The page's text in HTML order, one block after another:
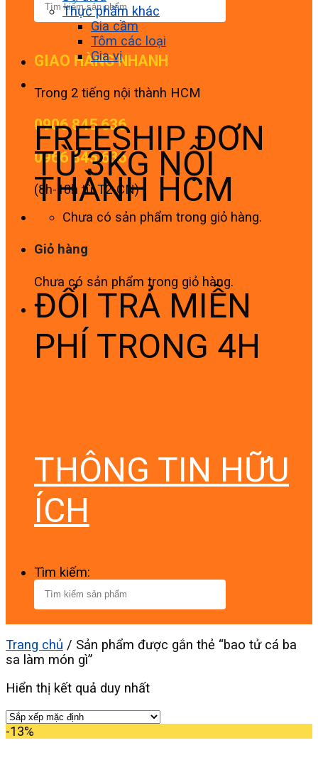
GIAO HÀNG NHANH
Trong 2 tiếng nội thành HCM
0906 845 636
0966 845 636
(8h-18h từ T2-CN)
Chưa có sản phẩm trong giỏ hàng.
Giỏ hàng
Chưa có sản phẩm trong giỏ hàng.
Thực phẩm khác
Gia cầm
Tôm các loại
Gia vị
FREESHIP ĐƠN
TỪ 3KG NỘI
THÀNH HCM
ĐỔI TRẢ MIỄN
PHÍ TRONG 4H
THÔNG TIN HỮU
ÍCH
Tìm kiếm:
Trang chủ / Sản phẩm được gắn thẻ “bao tử cá ba
sa làm món gì”
Hiển thị kết quả duy nhất
-13%